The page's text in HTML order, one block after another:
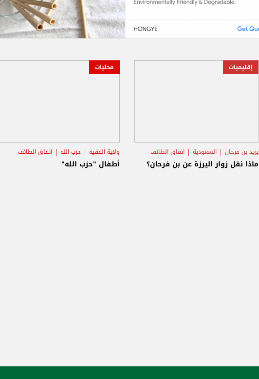
إقليميات
يزيد بن فرحان السعودية اتفاق الطائف
ماذا نقل زوار اليرزة عن بن فرحان؟
محليات
ولاية الفقيه حزب الله اتفاق الطائف
أطفال "حزب الله"